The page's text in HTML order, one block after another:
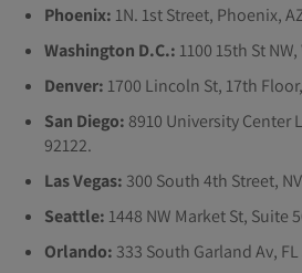
Phoenix: 1N. 1st Street, Phoenix,
Washington D.C.: 1100 15th St
Denver: 1700 Lincoln St, 17th
San Diego:8910 University Center
92122.
Las Vegas:300 South 4th Street,
Seattle: 1448 NW Market St, Suite
Orlando:333 South Garland Av, FL